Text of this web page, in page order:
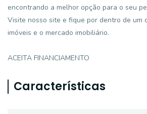
encontrando a melhor opção para o seu
Visite nosso site e fique por dentro de um
imóveis e o mercado imobiliário.
ACEITA FINANCIAMENTO
Características